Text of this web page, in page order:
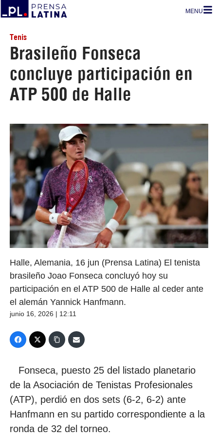
MENU
Tenis
Brasileño Fonseca
concluye participación en
ATP 500 de Halle
Halle, Alemania, 16 jun (Prensa Latina) El tenista
brasileño Joao Fonseca concluyó hoy su
participación en el ATP 500 de Halle al ceder ante
el alemán Yannick Hanfmann.
junio 16, 2026 | 12:11
Fonseca, puesto 25 del listado planetario
de la Asociación de Tenistas Profesionales
(ATP), perdió en dos sets (6-2, 6-2) ante
Hanfmann en su partido correspondiente a la
ronda de 32 del torneo.